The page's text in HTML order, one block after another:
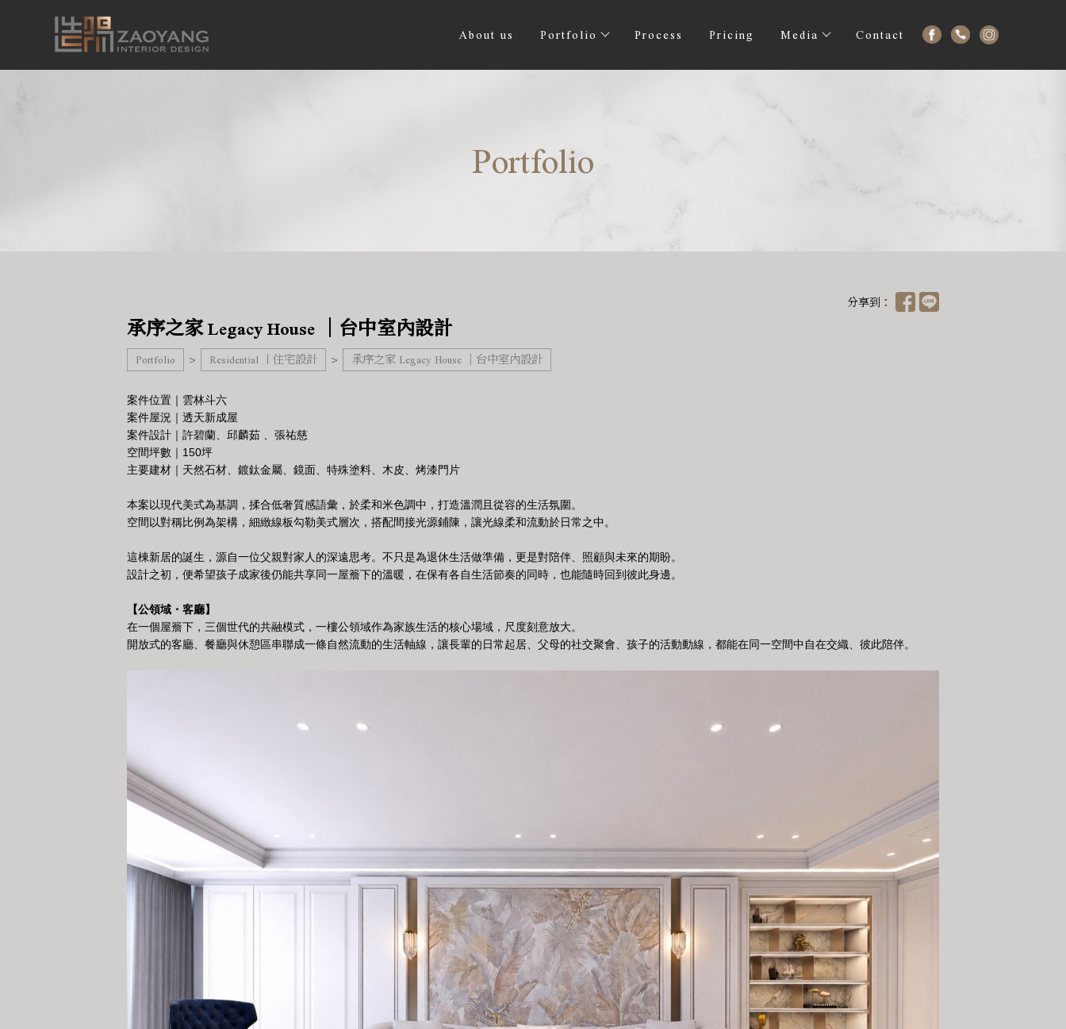
About us Portfolio Process Pricing Media Contact
Portfolio
分享到：
承序之家 Legacy House ｜台中室內設計
Portfolio > Residential 丨住宅設計 > 承序之家 Legacy House ｜台中室內設計
案件位置｜雲林斗六
案件屋況｜透天新成屋
案件設計｜許碧蘭、邱麟茹 、張祐慈
空間坪數｜150坪
主要建材｜天然石材、鍍鈦金屬、鏡面、特殊塗料、木皮、烤漆門片
本案以現代美式為基調，揉合低奢質感語彙，於柔和米色調中，打造溫潤且從容的生活氛圍。
空間以對稱比例為架構，細緻線板勾勒美式層次，搭配間接光源鋪陳，讓光線柔和流動於日常之中。
這棟新居的誕生，源自一位父親對家人的深遠思考。不只是為退休生活做準備，更是對陪伴、照顧與未來的期盼。
設計之初，便希望孩子成家後仍能共享同一屋簷下的溫暖，在保有各自生活節奏的同時，也能隨時回到彼此身邊。
【公領域・客廳】
在一個屋簷下，三個世代的共融模式，一樓公領域作為家族生活的核心場域，尺度刻意放大。
開放式的客廳、餐廳與休憩區串聯成一條自然流動的生活軸線，讓長輩的日常起居、父母的社交聚會、孩子的活動動線，都能在同一空間中自在交織、彼此陪伴。